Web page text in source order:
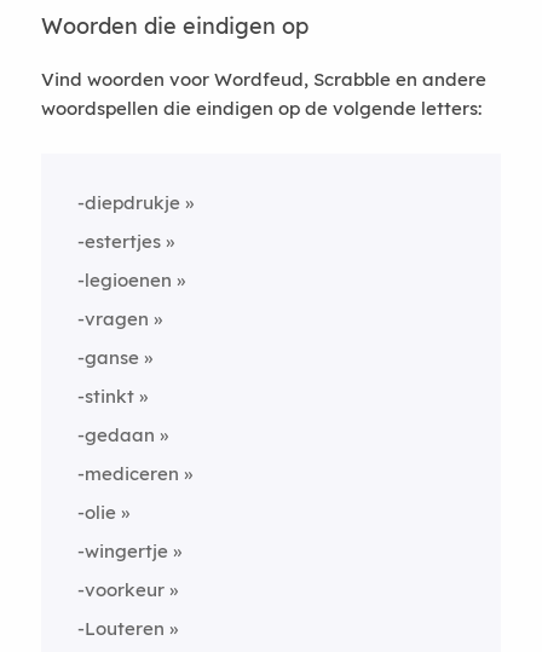
Woorden die eindigen op
Vind woorden voor Wordfeud, Scrabble en andere
woordspellen die eindigen op de volgende letters:
-diepdrukje
-estertjes
-legioenen
-vragen
-ganse
-stinkt
-gedaan
-mediceren
-olie
-wingertje
-voorkeur
-Louteren